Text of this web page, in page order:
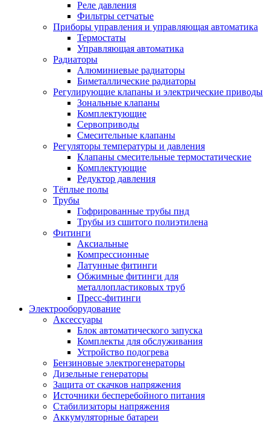
Реле давления
Фильтры сетчатые
Приборы управления и управляющая автоматика
Термостаты
Управляющая автоматика
Радиаторы
Алюминиевые радиаторы
Биметаллические радиаторы
Регулирующие клапаны и электрические приводы
Зональные клапаны
Комплектующие
Сервоприводы
Смесительные клапаны
Регуляторы температуры и давления
Клапаны смесительные термостатические
Комплектующие
Редуктор давления
Тёплые полы
Трубы
Гофрированные трубы пнд
Трубы из сшитого полиэтилена
Фитинги
Аксиальные
Компрессионные
Латунные фитинги
Обжимные фитинги для
металлопластиковых труб
Пресс-фитинги
Электрооборудование
Аксессуары
Блок автоматического запуска
Комплекты для обслуживания
Устройство подогрева
Бензиновые электрогенераторы
Дизельные генераторы
Защита от скачков напряжения
Источники бесперебойного питания
Стабилизаторы напряжения
Аккумуляторные батареи